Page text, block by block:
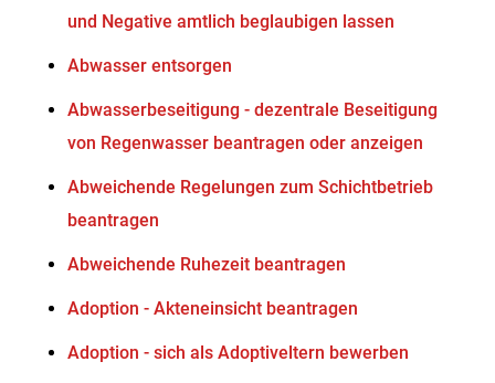
und Negative amtlich beglaubigen lassen
Abwasser entsorgen
Abwasserbeseitigung - dezentrale Beseitigung
von Regenwasser beantragen oder anzeigen
Abweichende Regelungen zum Schichtbetrieb
beantragen
Abweichende Ruhezeit beantragen
Adoption - Akteneinsicht beantragen
Adoption - sich als Adoptiveltern bewerben